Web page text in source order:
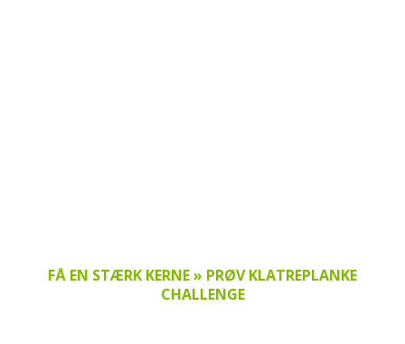
FÅ EN STÆRK KERNE » PRØV KLATREPLANKE
CHALLENGE